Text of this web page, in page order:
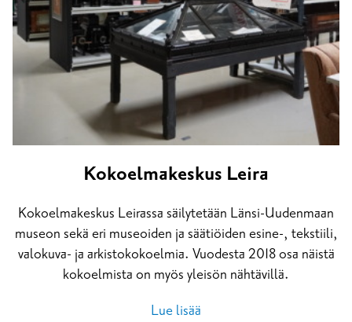
Kokoelmakeskus Leira
Kokoelmakeskus Leirassa säilytetään Länsi-Uudenmaan
museon sekä eri museoiden ja säätiöiden esine-, tekstiili,
valokuva- ja arkistokokoelmia. Vuodesta 2018 osa näistä
kokoelmista on myös yleisön nähtävillä.
Lue lisää